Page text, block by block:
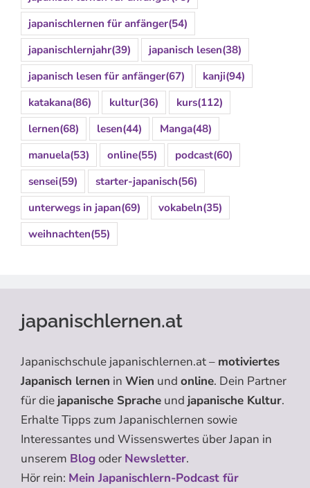
japanischlernen für anfänger(54)
japanischlernjahr(39) japanisch lesen(38)
japanisch lesen für anfänger(67) kanji(94)
katakana(86) kultur(36) kurs(112)
lernen(68) lesen(44) Manga(48)
manuela(53) online(55) podcast(60)
sensei(59) starter-japanisch(56)
unterwegs in japan(69) vokabeln(35)
weihnachten(55)
japanischlernen.at
Japanischschule japanischlernen.at – motiviertes
Japanisch lernen in Wien und online. Dein Partner
für die japanische Sprache und japanische Kultur.
Erhalte Tipps zum Japanischlernen sowie
Interessantes und Wissenswertes über Japan in
unserem Blogoder Newsletter.
Hör rein: Mein Japanischlern-Podcast für